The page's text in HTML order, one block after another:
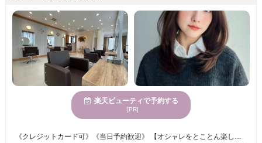
楽天ビューティで予約する
[PR]
《クレジットカード可》《当日予約歓迎》 【オシャレをとことん楽しもう♪♪お客様に合ったプロデュースで”カワイイ・カッコイイ”を叶えます♪♪】 ナチュラル×シンプルなスタイルの中にスタイリストのセンスが光ります☆ 髪と地肌のケアにこだわり、選りすぐりの薬剤、トリートメントを導入◎ アナタのなりたいイメージをお聞かせください！＜Agu＞が叶えます！！ 求人募集中。 amakusa@agu-hair.com こちらに直接メールを頂ければ 入社お祝い金10万円～最大20万円プレゼント！ 条件面も柔軟に対応させていただきますので、お気軽にご連絡ください。